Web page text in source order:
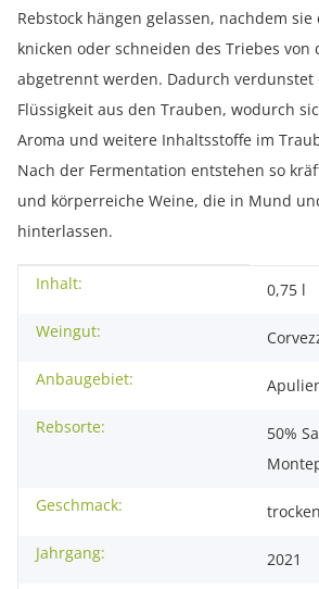
Rebstock hängen gelassen, nachdem
knicken oder schneiden des Triebes
abgetrennt werden. Dadurch
Flüssigkeit aus den Trauben, wodurch
Aroma und weitere Inhaltsstoffe im
Nach der Fermentation entstehen so
und körperreiche Weine, die in Mund
hinterlassen.
Produkteigenschaft
Wert
Inhalt:
0,75 l
Weingut:
Anbaugebiet:
Rebsorte:
50%
Geschmack:
trocken
Jahrgang:
2021